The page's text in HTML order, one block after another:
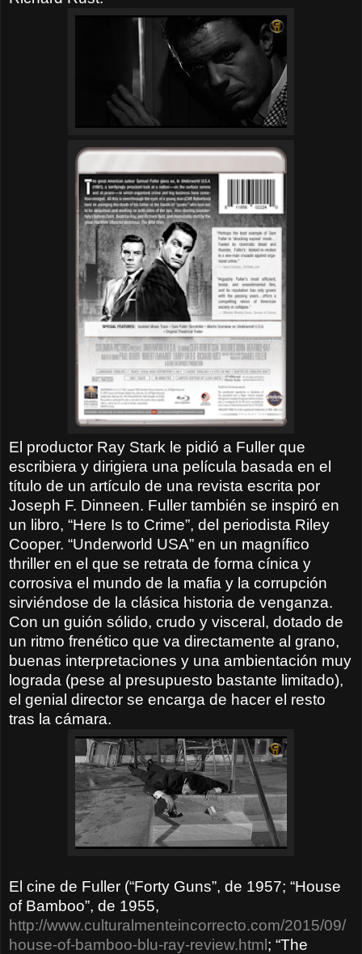
El productor Ray Stark le pidió a Fuller que
escribiera y dirigiera una película basada en el
título de un artículo de una revista escrita por
Joseph F. Dinneen. Fuller también se inspiró en
un libro, “Here Is to Crime”, del periodista Riley
Cooper. “Underworld USA” en un magnífico
thriller en el que se retrata de forma cínica y
corrosiva el mundo de la mafia y la corrupción
sirviéndose de la clásica historia de venganza.
Con un guión sólido, crudo y visceral, dotado de
un ritmo frenético que va directamente al grano,
buenas interpretaciones y una ambientación muy
lograda (pese al presupuesto bastante limitado),
el genial director se encarga de hacer el resto
tras la cámara.
El cine de Fuller (“Forty Guns”, de 1957; “House
of Bamboo”, de 1955,
http://www.culturalmenteincorrecto.com/2015/09/
house-of-bamboo-blu-ray-review.html; “The